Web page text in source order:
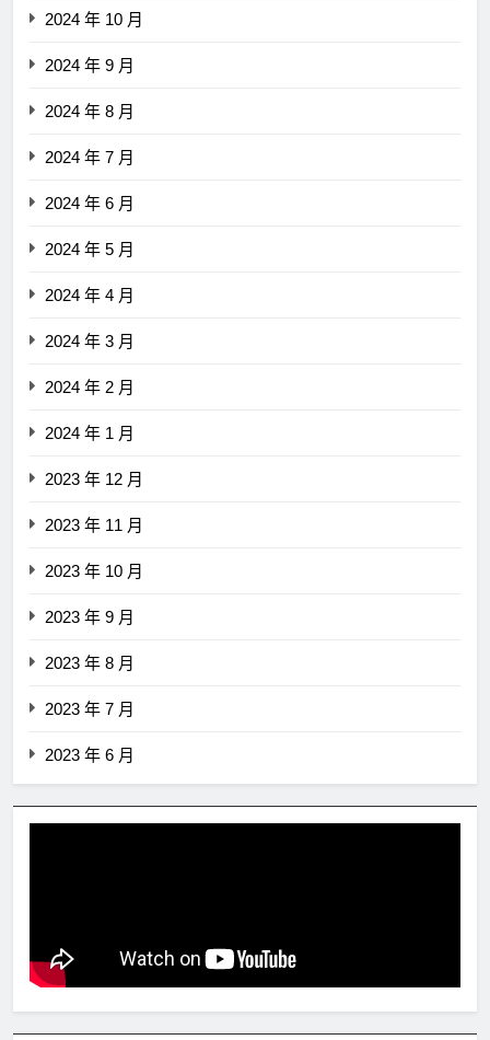
2024 年 10 月
2024 年 9 月
2024 年 8 月
2024 年 7 月
2024 年 6 月
2024 年 5 月
2024 年 4 月
2024 年 3 月
2024 年 2 月
2024 年 1 月
2023 年 12 月
2023 年 11 月
2023 年 10 月
2023 年 9 月
2023 年 8 月
2023 年 7 月
2023 年 6 月